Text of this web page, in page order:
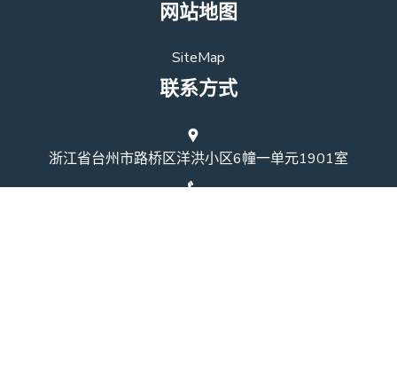
网站地图
SiteMap
联系方式
浙江省台州市路桥区洋洪小区6幢一单元1901室